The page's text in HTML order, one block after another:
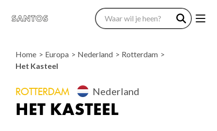
Home Europa Nederland
Rotterdam
Het Kasteel
ROTTERDAM Nederland
HET KASTEEL